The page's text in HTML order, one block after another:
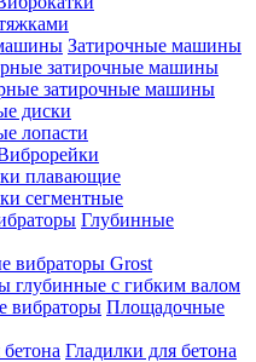
Затирочные машины
затирочные машины
затирочные машины
диски
лопасти
плавающие
сегментные
Глубинные
вибраторы Grost
глубинные с гибким валом
Площадочные
Гладилки для бетона